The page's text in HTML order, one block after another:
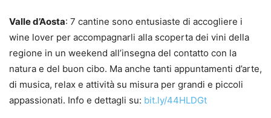
Valle d’Aosta: 7 cantine sono entusiaste di accogliere i
wine lover per accompagnarli alla scoperta dei vini della
regione in un weekend all’insegna del contatto con la
natura e del buon cibo. Ma anche tanti appuntamenti d’arte,
di musica, relax e attività su misura per grandi e piccoli
appassionati. Info e dettagli su: bit.ly/44HLDGt